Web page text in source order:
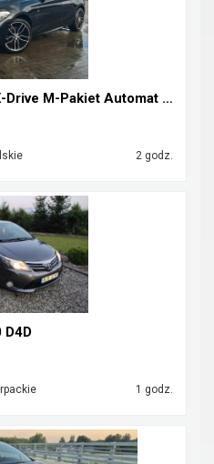
BMW 120 2.0d 190KM X-Drive M-Pakiet Automat FULL L...
2 godz.
D4D
1 godz.